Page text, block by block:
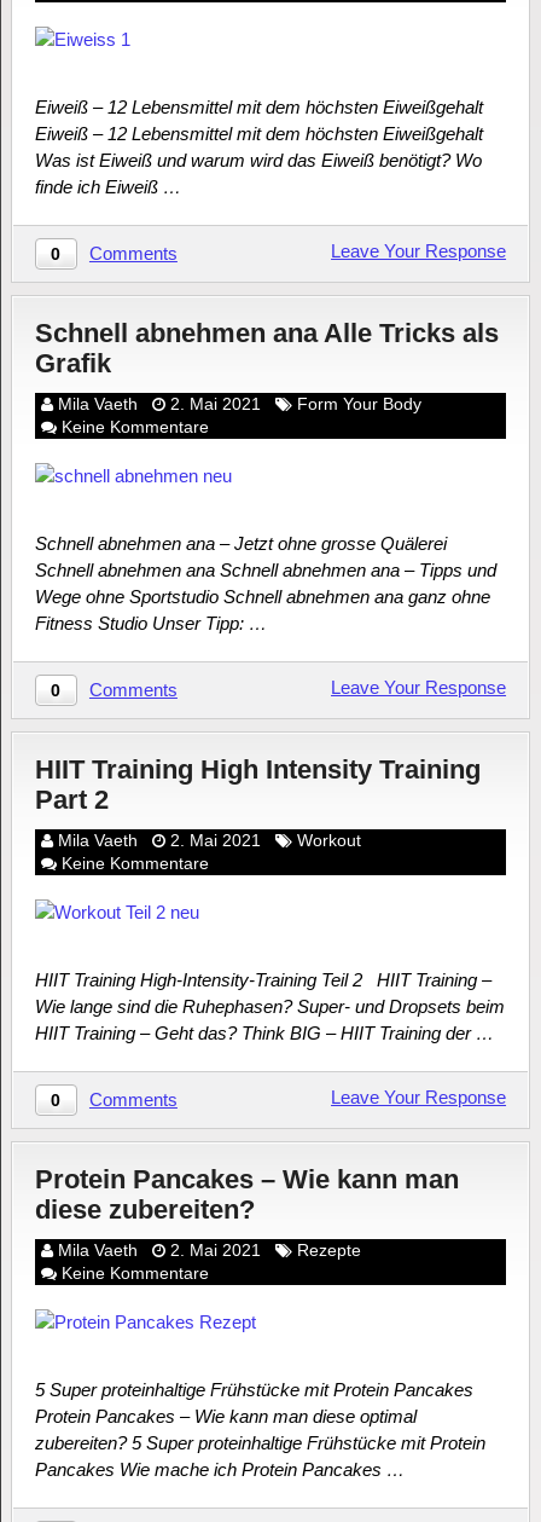
Eiweiß – 12 Lebensmittel mit dem höchsten Eiweißgehalt
Eiweiß – 12 Lebensmittel mit dem höchsten Eiweißgehalt
Was ist Eiweiß und warum wird das Eiweiß benötigt? Wo
finde ich Eiweiß …
0 Comments Leave Your Response
Schnell abnehmen ana Alle Tricks als
Grafik
Mila Vaeth 2. Mai 2021
Form Your Body
Keine Kommentare
Schnell abnehmen ana – Jetzt ohne grosse Quälerei
Schnell abnehmen ana Schnell abnehmen ana – Tipps und
Wege ohne Sportstudio Schnell abnehmen ana ganz ohne
Fitness Studio Unser Tipp: …
0 Comments Leave Your Response
HIIT Training High Intensity Training
Part 2
Mila Vaeth 2. Mai 2021
Workout
Keine Kommentare
HIIT Training High-Intensity-Training Teil 2 HIIT Training –
Wie lange sind die Ruhephasen? Super- und Dropsets beim
HIIT Training – Geht das? Think BIG – HIIT Training der …
0 Comments Leave Your Response
Protein Pancakes – Wie kann man
diese zubereiten?
Mila Vaeth 2. Mai 2021
Rezepte
Keine Kommentare
5 Super proteinhaltige Frühstücke mit Protein Pancakes
Protein Pancakes – Wie kann man diese optimal
zubereiten? 5 Super proteinhaltige Frühstücke mit Protein
Pancakes Wie mache ich Protein Pancakes …